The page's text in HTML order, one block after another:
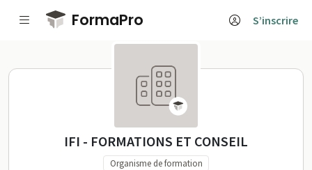
Passer au contenu principal
FormaPro S’inscrire
IFI - FORMATIONS ET
IFI - FORMATIONS ET CONSEIL
Organisme de formation